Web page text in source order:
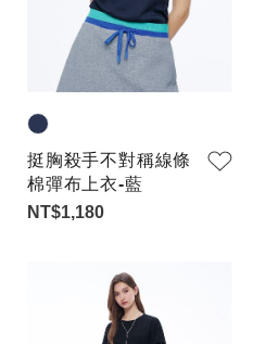
挺胸殺手不對稱線條
棉彈布上衣-藍
NT$1,180